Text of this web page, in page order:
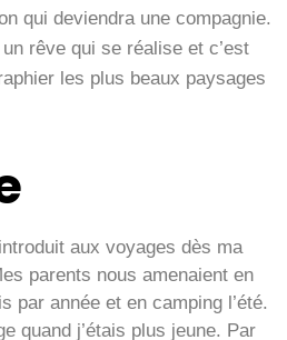
qui deviendra une compagnie.
rêve qui se réalise et c’est
les plus beaux paysages
aux voyages dès ma
parents nous amenaient en
par année et en camping l’été.
quand j’étais plus jeune. Par